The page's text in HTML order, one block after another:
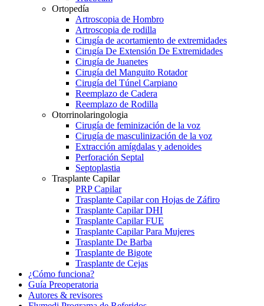
Ortopedía
Artroscopia de Hombro
Artroscopia de rodilla
Cirugía de acortamiento de extremidades
Cirugía De Extensión De Extremidades
Cirugía de Juanetes
Cirugía del Manguito Rotador
Cirugía del Túnel Carpiano
Reemplazo de Cadera
Reemplazo de Rodilla
Otorrinolaringologia
Cirugía de feminización de la voz
Cirugía de masculinización de la voz
Extracción amígdalas y adenoides
Perforación Septal
Septoplastia
Trasplante Capilar
PRP Capilar
Trasplante Capilar con Hojas de Záfiro
Trasplante Capilar DHI
Trasplante Capilar FUE
Trasplante Capilar Para Mujeres
Trasplante De Barba
Trasplante de Bigote
Trasplante de Cejas
¿Cómo funciona?
Guía Preoperatoria
Autores & revisores